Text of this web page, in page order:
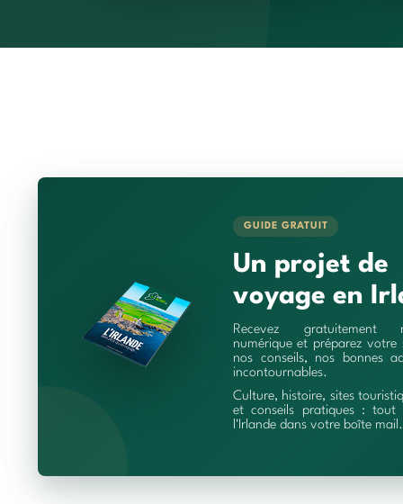
GUIDE GRATUIT
Un projet de
voyage en
Recevez gratuitement
numérique et préparez votre
nos conseils, nos bonnes
incontournables.
Culture, histoire, sites
et conseils pratiques : tout
l'Irlande dans votre boîte mail.